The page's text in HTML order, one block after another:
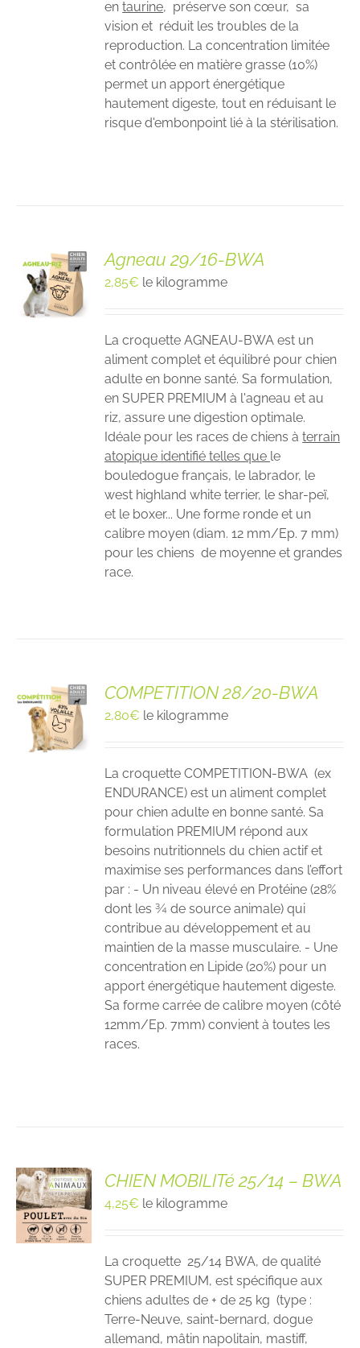
entaurine, préserve son cœur, sa
vision et réduit les troubles de la
reproduction. La concentration limitée
et contrôlée en matière grasse (10%)
permet un apport énergétique
hautement digeste, tout en réduisant le
risque d'embonpoint lié à la stérilisation.
Agneau 29/16-BWA
2,85€ le kilogramme
La croquette AGNEAU-BWA est un
aliment complet et équilibré pour chien
adulte en bonne santé. Sa formulation,
en SUPER PREMIUM à l'agneau et au
riz, assure une digestion optimale.
Idéale pour les races de chiens àterrain
atopique identifié telles que le
bouledogue français, le labrador, le
west highland white terrier, le shar-peï,
et le boxer... Une forme ronde et un
calibre moyen (diam. 12 mm/Ep. 7 mm)
pour les chiens de moyenne et grandes
race.
COMPETITION 28/20-BWA
2,80€ le kilogramme
La croquette COMPETITION-BWA (ex
ENDURANCE) est un aliment complet
pour chien adulte en bonne santé. Sa
formulation PREMIUM répond aux
besoins nutritionnels du chien actif et
maximise ses performances dans l’effort
par : - Un niveau élevé en Protéine (28%
dont les ¾ de source animale) qui
contribue au développement et au
maintien de la masse musculaire. - Une
concentration en Lipide (20%) pour un
apport énergétique hautement digeste.
Sa forme carrée de calibre moyen (côté
12mm/Ep. 7mm) convient à toutes les
races.
CHIEN MOBILITé 25/14 – BWA
4,25€ le kilogramme
La croquette 25/14 BWA, de qualité
SUPER PREMIUM, est spécifique aux
chiens adultes de + de 25 kg (type :
Terre-Neuve, saint-bernard, dogue
allemand, mâtin napolitain, mastiff,